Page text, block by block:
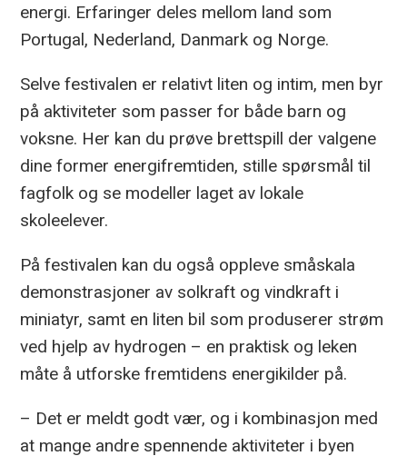
energi. Erfaringer deles mellom land som
Portugal, Nederland, Danmark og Norge.
Selve festivalen er relativt liten og intim, men byr
på aktiviteter som passer for både barn og
voksne. Her kan du prøve brettspill der valgene
dine former energifremtiden, stille spørsmål til
fagfolk og se modeller laget av lokale
skoleelever.
På festivalen kan du også oppleve småskala
demonstrasjoner av solkraft og vindkraft i
miniatyr, samt en liten bil som produserer strøm
ved hjelp av hydrogen – en praktisk og leken
måte å utforske fremtidens energikilder på.
– Det er meldt godt vær, og i kombinasjon med
at mange andre spennende aktiviteter i byen